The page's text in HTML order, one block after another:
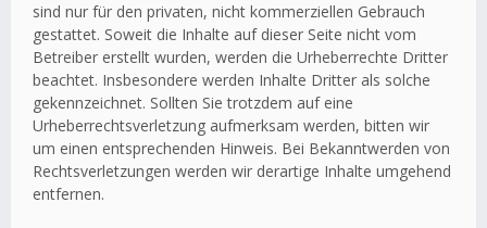
sind nur für den privaten, nicht kommerziellen Gebrauch
gestattet. Soweit die Inhalte auf dieser Seite nicht vom
Betreiber erstellt wurden, werden die Urheberrechte Dritter
beachtet. Insbesondere werden Inhalte Dritter als solche
gekennzeichnet. Sollten Sie trotzdem auf eine
Urheberrechtsverletzung aufmerksam werden, bitten wir
um einen entsprechenden Hinweis. Bei Bekanntwerden von
Rechtsverletzungen werden wir derartige Inhalte umgehend
entfernen.